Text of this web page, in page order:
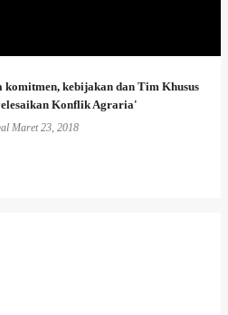
kebijakan dan Tim Khusus
Konflik Agraria'
Maret 23, 2018